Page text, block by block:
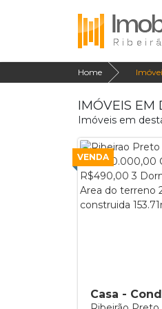
Home
IMÓVEIS EM
Imóveis em
VENDA
Casa -